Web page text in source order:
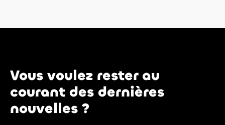
Vous voulez rester au
courant des dernières
nouvelles ?